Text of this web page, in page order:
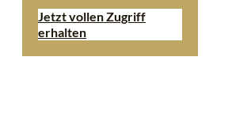
Jetzt vollen Zugriff
erhalten